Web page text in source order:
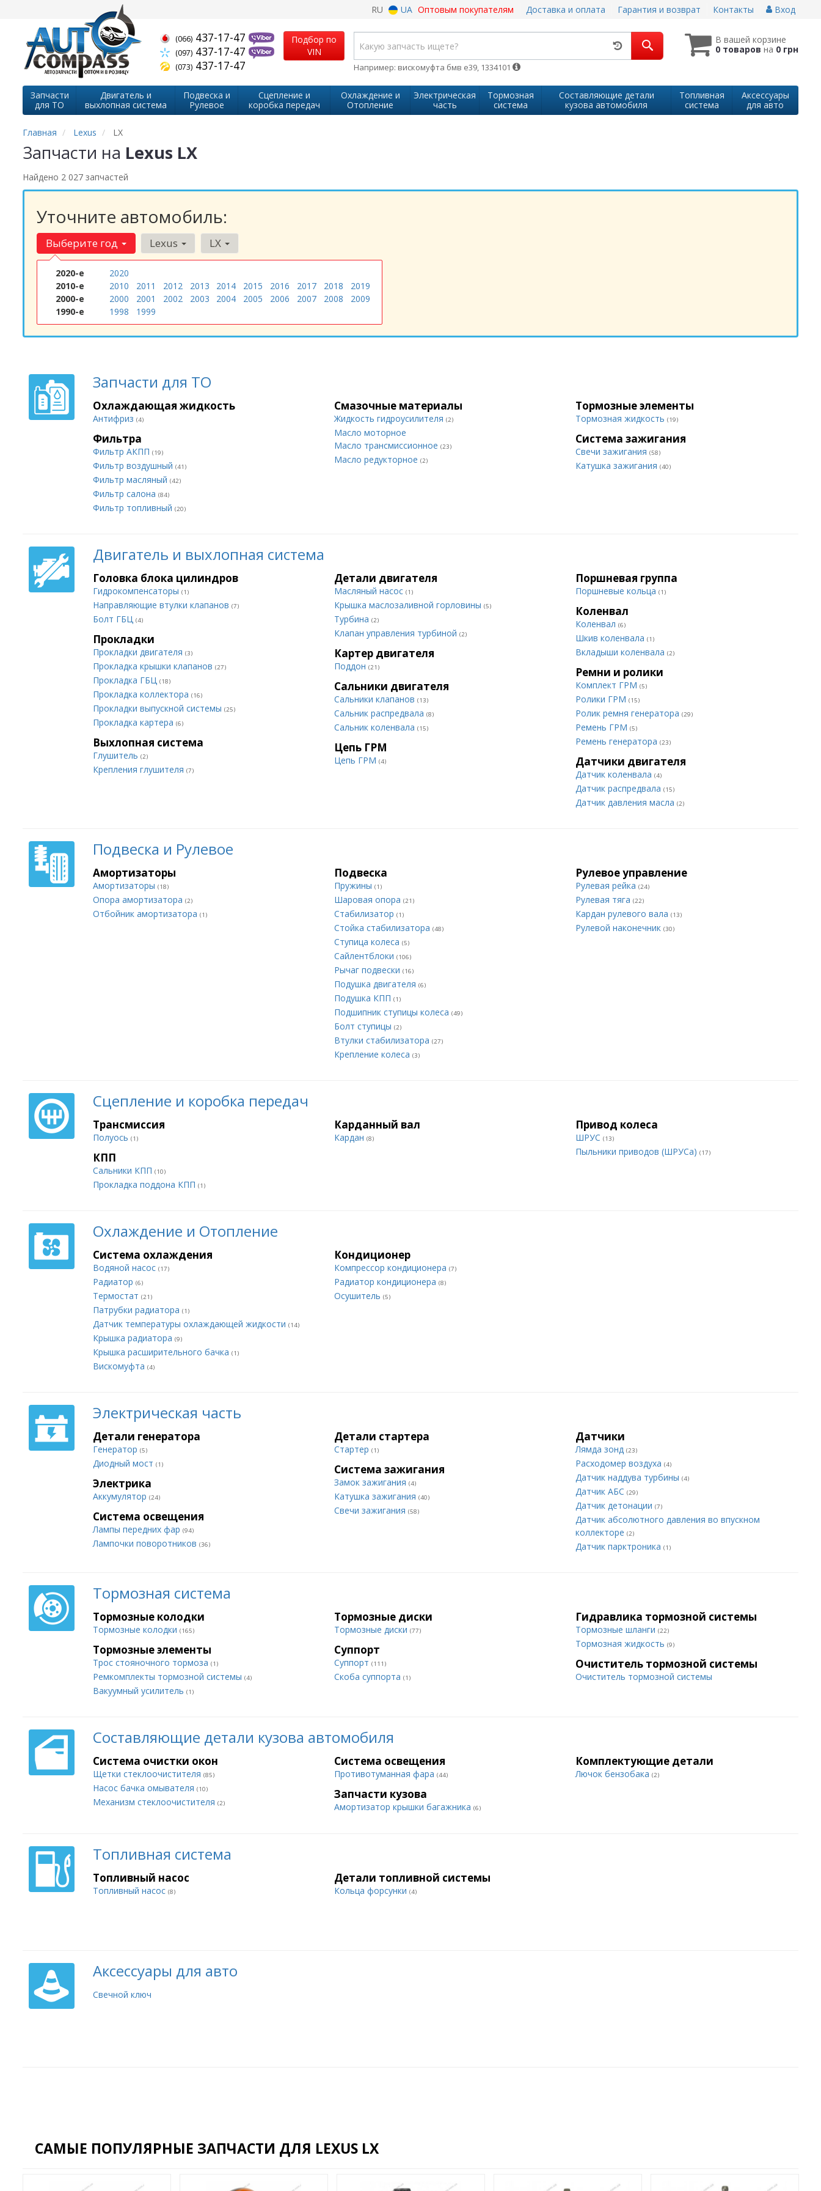
RU UA Оптовым покупателям Доставка и оплата Гарантия и возврат Контакты Вход
(066) 437-17-47
(097) 437-17-47
(073) 437-17-47
Подбор по
VIN
В вашей корзине
0 товаровна 0 грн
Например: вискомуфта бмв е39, 1334101
Запчасти
для ТО
Двигатель и
выхлопная система
Подвеска и
Рулевое
Сцепление и
коробка передач
Охлаждение и
Отопление
Электрическая
часть
Тормозная
система
Составляющие детали
кузова автомобиля
Топливная
система
Аксессуары
для авто
Главная Lexus LX
Запчасти на Lexus LX
Найдено 2 027 запчастей
Уточните автомобиль:
Выберите год
2020-е
2020
2010-е
2010 2011 2012 2013 2014 2015 2016 2017 2018
2019
2000-е
2000 2001 2002 2003 2004 2005 2006 2007 2008
2009
1990-е
1998 1999
Lexus LX
Запчасти для ТО
Охлаждающая жидкость
Антифриз (4)
Смазочные материалы
Жидкость гидроусилителя (2)
Масло моторное
Масло трансмиссионное (23)
Масло редукторное (2)
Тормозные элементы
Тормозная жидкость (19)
Фильтра
Фильтр АКПП (19)
Фильтр воздушный (41)
Фильтр масляный (42)
Фильтр салона (84)
Фильтр топливный (20)
Система зажигания
Свечи зажигания (58)
Катушка зажигания (40)
Двигатель и выхлопная система
Головка блока цилиндров
Гидрокомпенсаторы (1)
Направляющие втулки клапанов (7)
Болт ГБЦ (4)
Детали двигателя
Масляный насос (1)
Крышка маслозаливной горловины (5)
Турбина (2)
Клапан управления турбиной (2)
Поршневая группа
Поршневые кольца (1)
Коленвал
Коленвал (6)
Шкив коленвала (1)
Вкладыши коленвала (2)
Прокладки
Прокладки двигателя (3)
Прокладка крышки клапанов (27)
Прокладка ГБЦ (18)
Прокладка коллектора (16)
Прокладки выпускной системы (25)
Прокладка картера (6)
Картер двигателя
Поддон (21) Ремни и ролики
Комплект ГРМ (5)
Ролики ГРМ (15)
Ролик ремня генератора (29)
Ремень ГРМ (5)
Ремень генератора (23)
Сальники двигателя
Сальники клапанов (13)
Сальник распредвала (8)
Сальник коленвала (15)
Выхлопная система
Глушитель (2)
Крепления глушителя (7)
Цепь ГРМ
Цепь ГРМ (4) Датчики двигателя
Датчик коленвала (4)
Датчик распредвала (15)
Датчик давления масла (2)
Подвеска и Рулевое
Амортизаторы
Амортизаторы (18)
Опора амортизатора (2)
Отбойник амортизатора (1)
Подвеска
Пружины (1)
Шаровая опора (21)
Стабилизатор (1)
Стойка стабилизатора (48)
Ступица колеса (5)
Сайлентблоки (106)
Рычаг подвески (16)
Подушка двигателя (6)
Подушка КПП (1)
Подшипник ступицы колеса (49)
Болт ступицы (2)
Втулки стабилизатора (27)
Крепление колеса (3)
Рулевое управление
Рулевая рейка (24)
Рулевая тяга (22)
Кардан рулевого вала (13)
Рулевой наконечник (30)
Сцепление и коробка передач
Трансмиссия
Полуось (1)
Карданный вал
Кардан (8)
Привод колеса
ШРУС (13)
Пыльники приводов (ШРУСа) (17)
КПП
Сальники КПП (10)
Прокладка поддона КПП (1)
Охлаждение и Отопление
Система охлаждения
Водяной насос (17)
Радиатор (6)
Термостат (21)
Патрубки радиатора (1)
Датчик температуры охлаждающей жидкости (14)
Крышка радиатора (9)
Крышка расширительного бачка (1)
Вискомуфта (4)
Кондиционер
Компрессор кондиционера (7)
Радиатор кондиционера (8)
Осушитель (5)
Электрическая часть
Детали генератора
Генератор (5)
Диодный мост (1)
Детали стартера
Стартер (1)
Датчики
Лямда зонд (23)
Расходомер воздуха (4)
Датчик наддува турбины (4)
Датчик АБС (29)
Датчик детонации (7)
Датчик абсолютного давления во впускном
коллекторе (2)
Датчик парктроника (1)
Система зажигания
Замок зажигания (4)
Катушка зажигания (40)
Свечи зажигания (58)
Электрика
Аккумулятор (24)
Система освещения
Лампы передних фар (94)
Лампочки поворотников (36)
Тормозная система
Тормозные колодки
Тормозные колодки (165)
Тормозные диски
Тормозные диски (77)
Гидравлика тормозной системы
Тормозные шланги (22)
Тормозная жидкость (9)
Тормозные элементы
Трос стояночного тормоза (1)
Ремкомплекты тормозной системы (4)
Вакуумный усилитель (1)
Суппорт
Суппорт (111)
Скоба суппорта (1)
Очиститель тормозной системы
Очиститель тормозной системы
Составляющие детали кузова автомобиля
Система очистки окон
Щетки стеклоочистителя (85)
Насос бачка омывателя (10)
Механизм стеклоочистителя (2)
Система освещения
Противотуманная фара (44)
Комплектующие детали
Лючок бензобака (2)
Запчасти кузова
Амортизатор крышки багажника (6)
Топливная система
Топливный насос
Топливный насос (8)
Детали топливной системы
Кольца форсунки (4)
Аксессуары для авто
Свечной ключ
САМЫЕ ПОПУЛЯРНЫЕ ЗАПЧАСТИ ДЛЯ LEXUS LX